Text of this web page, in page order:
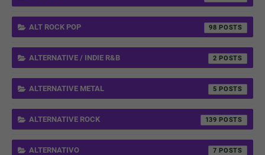
ALT ROCK POP 98
ALTERNATIVE / INDIE R&B 2
ALTERNATIVE METAL 5
ALTERNATIVE ROCK 139
ALTERNATIVO 7